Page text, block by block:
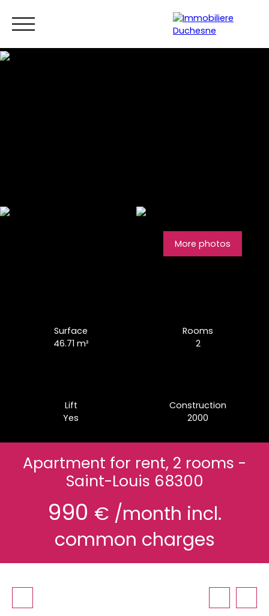
More photos
Surface
46.71 m²
Rooms
2
Lift
Yes
Construction
2000
Apartment for rent, 2 rooms -
Saint-Louis 68300
990 € /month incl.
common charges